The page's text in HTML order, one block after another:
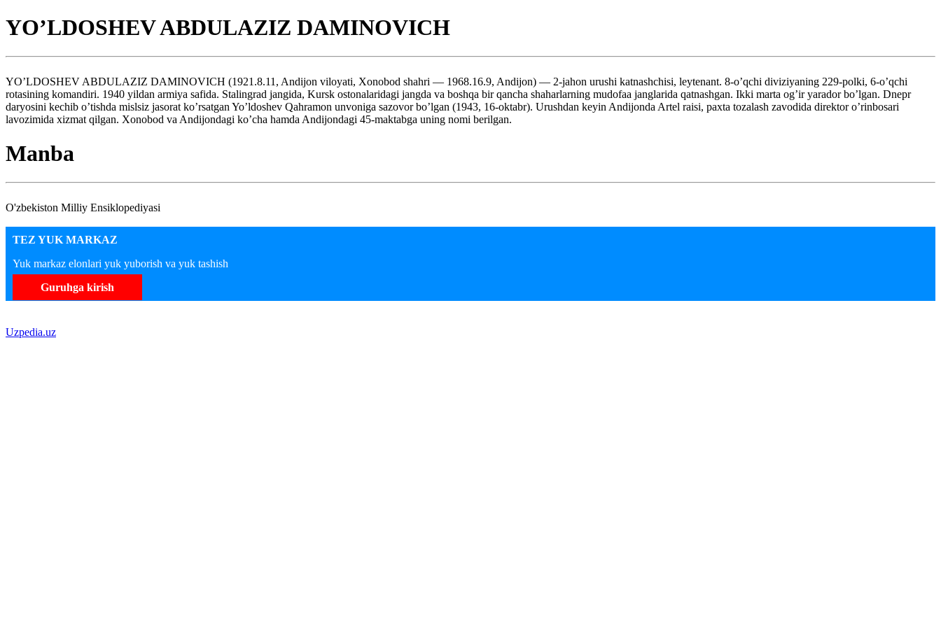
YO’LDOSHEV ABDULAZIZ DAMINOVICH
YO’LDOSHEV ABDULAZIZ DAMINOVICH (1921.8.11, Andijon viloyati, Xonobod shahri — 1968.16.9, Andijon) — 2-jahon urushi katnashchisi, leytenant. 8-o’qchi diviziyaning 229-polki, 6-o’qchi
rotasining komandiri. 1940 yildan armiya safida. Stalingrad jangida, Kursk ostonalaridagi jangda va boshqa bir qancha shaharlarning mudofaa janglarida qatnashgan. Ikki marta og’ir yarador bo’lgan. Dnepr
daryosini kechib o’tishda mislsiz jasorat ko’rsatgan Yo’ldoshev Qahramon unvoniga sazovor bo’lgan (1943, 16-oktabr). Urushdan keyin Andijonda Artel raisi, paxta tozalash zavodida direktor o’rinbosari
lavozimida xizmat qilgan. Xonobod va Andijondagi ko’cha hamda Andijondagi 45-maktabga uning nomi berilgan.
Manba
O'zbekiston Milliy Ensiklopediyasi
TEZ YUK MARKAZ
Yuk markaz elonlari yuk yuborish va yuk tashish
Guruhga kirish
Uzpedia.uz